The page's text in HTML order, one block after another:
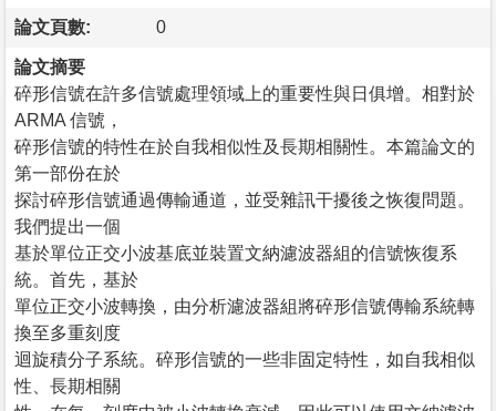
論文頁數: 0
論文摘要
碎形信號在許多信號處理領域上的重要性與日俱增。相對於
ARMA 信號，
碎形信號的特性在於自我相似性及長期相關性。本篇論文的
第一部份在於
探討碎形信號通過傳輸通道，並受雜訊干擾後之恢復問題。
我們提出一個
基於單位正交小波基底並裝置文納濾波器組的信號恢復系
統。首先，基於
單位正交小波轉換，由分析濾波器組將碎形信號傳輸系統轉
換至多重刻度
迴旋積分子系統。碎形信號的一些非固定特性，如自我相似
性、長期相關